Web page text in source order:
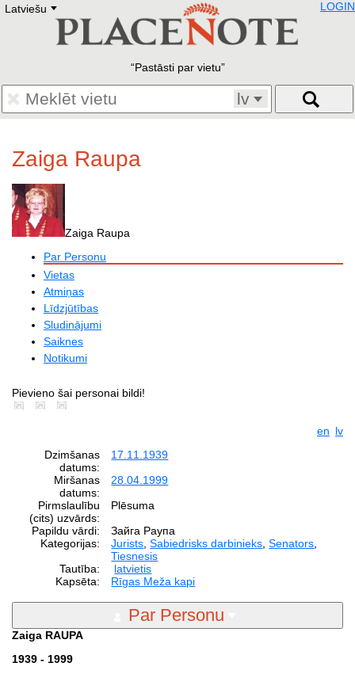
Latviešu E
Deutsch
Francais
Polski
Eestikeelne
LOGIN
Pastāsti par vietu
lv
Zaiga Raupa
Zaiga Raupa
Par Personu
Vietas
Atmiņas
Līdzjūtības
Sludinājumi
Saiknes
Notikumi
Pievieno šai personai bildi!
en lv
Dzimšanas
datums:
17.11.1939
Miršanas
datums:
28.04.1999
Pirmslaulību
(cits) uzvārds:
Plēsuma
Papildu vārdi:
Зайга Раупа
Kategorijas:
Jurists ,Sabiedrisks darbinieks ,Senators
Tiesnesis
Tautība:
latvietis
Kapsēta:
Rīgas Meža kapi
Par Personu
Zaiga RAUPA
1939 - 1999